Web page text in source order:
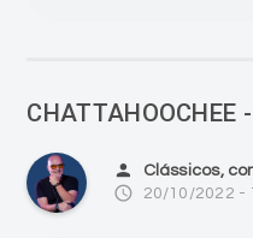
CHATTAHOOCHEE
person Clássicos,
access_time 20/10/2022 -